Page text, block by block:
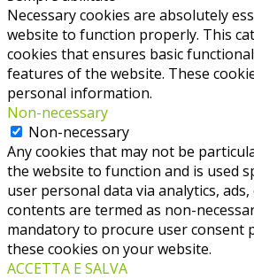
Necessary cookies are absolutely
website to function properly. This
cookies that ensures basic
features of the website. These
personal information.
Non-necessary
Non-necessary
Any cookies that may not be
the website to function and is used
user personal data via analytics,
contents are termed as non-
mandatory to procure user consent
these cookies on your website.
ACCETTA E SALVA